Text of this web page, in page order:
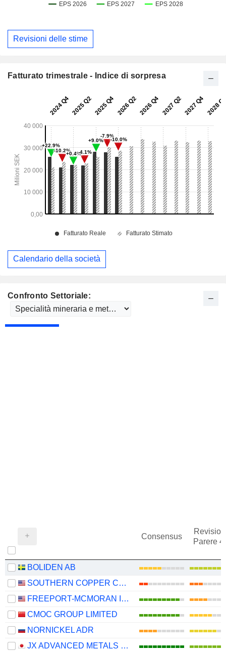
Confronto Settoriale:
Consensus
Parere
BOLIDEN AB
SOUTHERN COPPER CORPORATION
FREEPORT-MCMORAN INC.
CMOC GROUP LIMITED
NORNICKEL ADR
JX ADVANCED METALS CORPORATION
Revisioni delle stime
Fatturato trimestrale - Indice di sorpresa
Calendario della società